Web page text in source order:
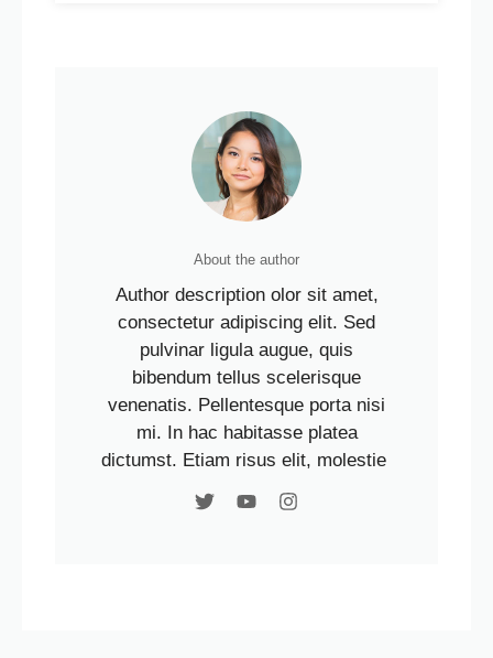
About the author
Author description olor sit amet,
consectetur adipiscing elit. Sed
pulvinar ligula augue, quis
bibendum tellus scelerisque
venenatis. Pellentesque porta nisi
mi. In hac habitasse platea
dictumst. Etiam risus elit, molestie